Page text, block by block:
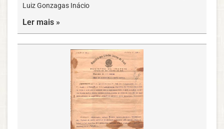
Luiz Gonzagas Inácio
Ler mais »